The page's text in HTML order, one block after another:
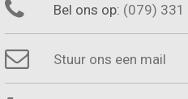
Bel ons op: (079) 331
Stuur ons een mail